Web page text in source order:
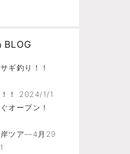
BLOG
ギ釣り！！
！
2024/1/1
オープン！
岸ツア―4月29